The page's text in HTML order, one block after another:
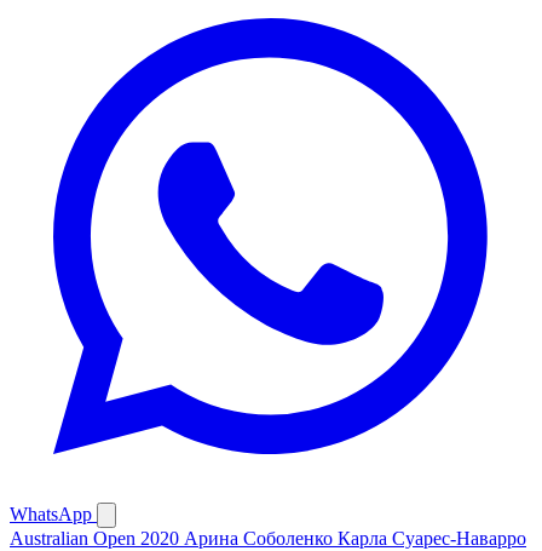
WhatsApp
Australian Open 2020 Арина Соболенко Карла Суарес-Наварро